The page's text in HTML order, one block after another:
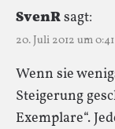
SvenRsagt:
20. Juli 2012 um
Wenn sie
Steigerung
Exemplare“.